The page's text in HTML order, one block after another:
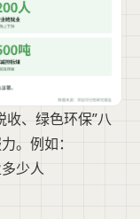
、绿色环保”八
。例如：
少人